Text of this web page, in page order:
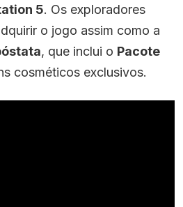
5. Os exploradores
o jogo assim como a
, que inclui o Pacote
cosméticos exclusivos.